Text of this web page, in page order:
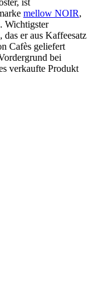
ist
mellow NOIR,
Wichtigster
er aus Kaffeesatz
Cafès geliefert
bei
verkaufte Produkt